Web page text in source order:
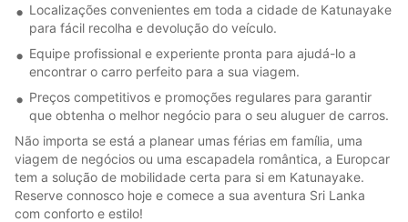
Localizações convenientes em toda a cidade de Katunayake
para fácil recolha e devolução do veículo.
Equipe profissional e experiente pronta para ajudá-lo a
encontrar o carro perfeito para a sua viagem.
Preços competitivos e promoções regulares para garantir
que obtenha o melhor negócio para o seu aluguer de carros.
Não importa se está a planear umas férias em família, uma
viagem de negócios ou uma escapadela romântica, a Europcar
tem a solução de mobilidade certa para si em Katunayake.
Reserve connosco hoje e comece a sua aventura Sri Lanka
com conforto e estilo!